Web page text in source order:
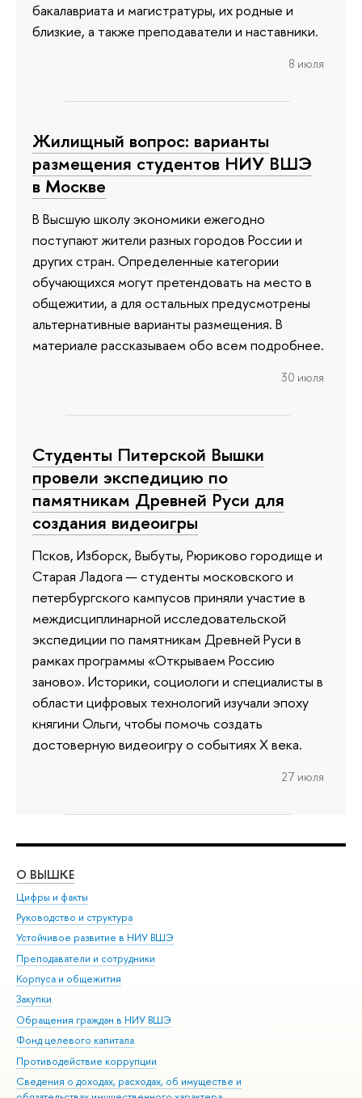
бакалавриата и магистратуры, их родные и
близкие, а также преподаватели и наставники.
8 июля
Жилищный вопрос: варианты
размещения студентов НИУ ВШЭ
в Москве
В Высшую школу экономики ежегодно
поступают жители разных городов России и
других стран. Определенные категории
обучающихся могут претендовать на место в
общежитии, а для остальных предусмотрены
альтернативные варианты размещения. В
материале рассказываем обо всем подробнее.
30 июля
Студенты Питерской Вышки
провели экспедицию по
памятникам Древней Руси для
создания видеоигры
Псков, Изборск, Выбуты, Рюриково городище и
Старая Ладога — студенты московского и
петербургского кампусов приняли участие в
междисциплинарной исследовательской
экспедиции по памятникам Древней Руси в
рамках программы «Открываем Россию
заново». Историки, социологи и специалисты в
области цифровых технологий изучали эпоху
княгини Ольги, чтобы помочь создать
достоверную видеоигру о событиях X века.
27 июля
О ВЫШКЕ
Цифры и факты
Руководство и структура
Устойчивое развитие в НИУ ВШЭ
Преподаватели и сотрудники
Корпуса и общежития
Закупки
Обращения граждан в НИУ ВШЭ
Фонд целевого капитала
Противодействие коррупции
Сведения о доходах, расходах, об имуществе и